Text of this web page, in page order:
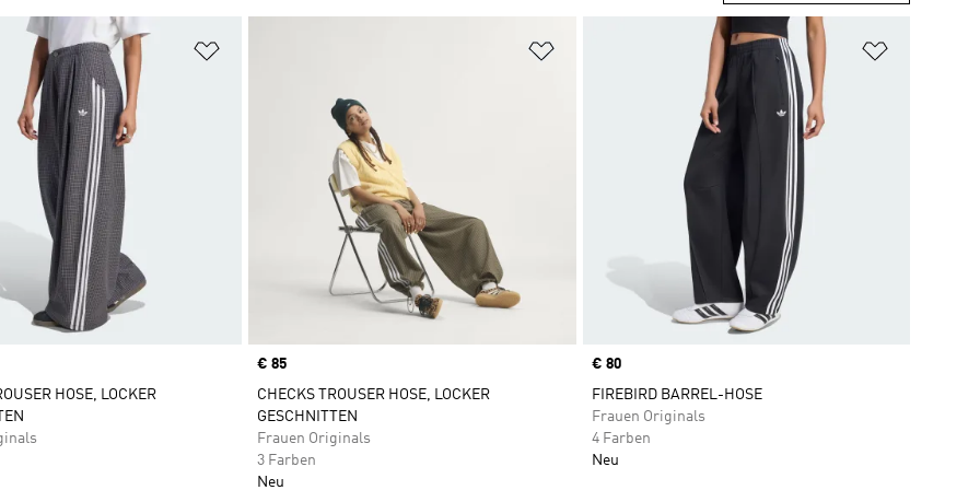
hinzufügen
HOSE, LOCKER
Zur Wunschliste hinzufügen
Price
€ 85
CHECKS TROUSER HOSE, LOCKER
GESCHNITTEN
Frauen Originals
3 Farben
Neu
Price
€ 80
FIREBIRD BARREL-HOSE
Frauen Originals
4 Farben
Neu